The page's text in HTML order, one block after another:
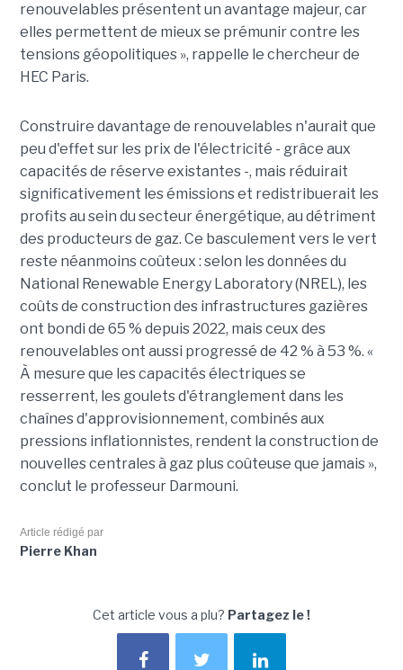
renouvelables présentent un avantage majeur, car
elles permettent de mieux se prémunir contre les
tensions géopolitiques », rappelle le chercheur de
HEC Paris.
Construire davantage de renouvelables n'aurait que
peu d'effet sur les prix de l'électricité - grâce aux
capacités de réserve existantes -, mais réduirait
significativement les émissions et redistribuerait les
profits au sein du secteur énergétique, au détriment
des producteurs de gaz. Ce basculement vers le vert
reste néanmoins coûteux : selon les données du
National Renewable Energy Laboratory (NREL), les
coûts de construction des infrastructures gazières
ont bondi de 65 % depuis 2022, mais ceux des
renouvelables ont aussi progressé de 42 % à 53 %. «
À mesure que les capacités électriques se
resserrent, les goulets d'étranglement dans les
chaînes d'approvisionnement, combinés aux
pressions inflationnistes, rendent la construction de
nouvelles centrales à gaz plus coûteuse que jamais »,
conclut le professeur Darmouni.
Article rédigé par
Pierre Khan
Cet article vous a plu? Partagez le !